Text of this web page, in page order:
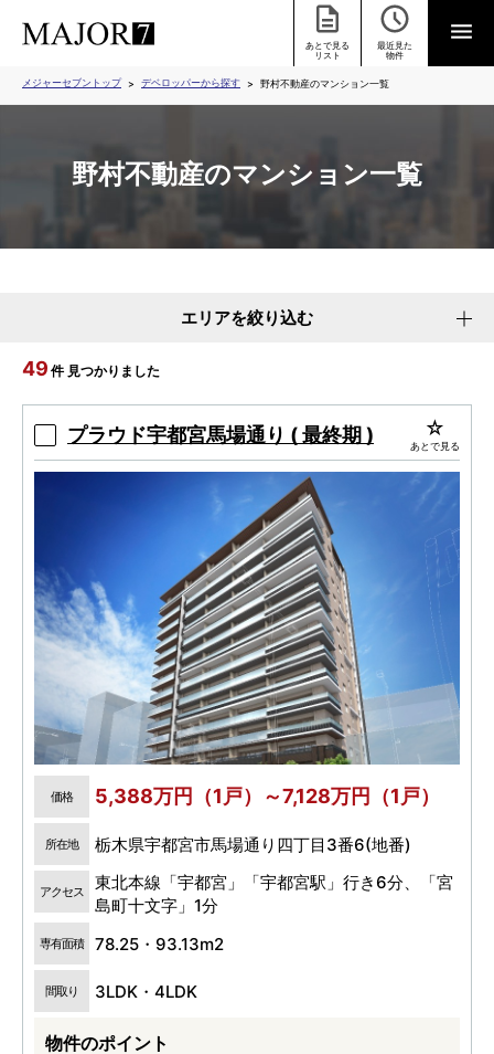
あとで見る
リスト
最近見た
物件
メジャーセブントップ デベロッパーから探す 野村不動産のマンション一覧
野村不動産のマンション一覧
エリアを絞り込む
49 件 見つかりました
プラウド宇都宮馬場通り ( 最終期 ) あとで見る
価格 5,388万円（1戸）～7,128万円（1戸）
所在地 栃木県宇都宮市馬場通り四丁目3番6(地番)
アクセス
東北本線「宇都宮」「宇都宮駅」行き6分、「宮
島町十文字」1分
専有面積 78.25・93.13m2
間取り 3LDK・4LDK
物件のポイント